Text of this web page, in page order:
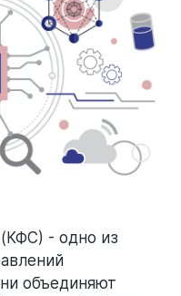
- одно из
объединяют